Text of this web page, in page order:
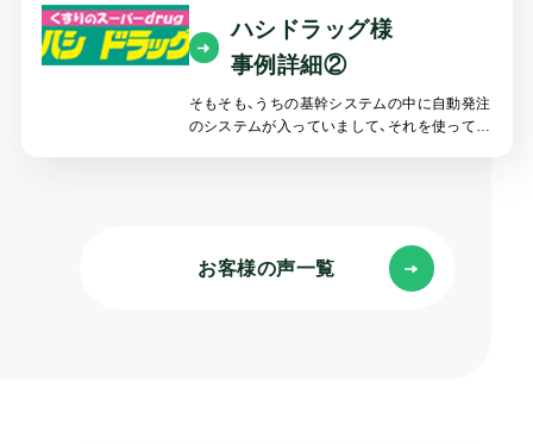
お客様の声一覧
ハシドラッグ様
事例詳細②
そもそも、うちの基幹システムの中に自動発注
のシステムが入っていまして、それを使ってい